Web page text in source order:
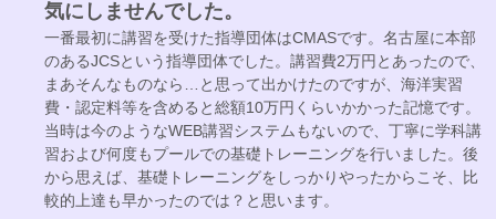
気にしませんでした。
一番最初に講習を受けた指導団体はCMASです。名古屋に本部
のあるJCSという指導団体でした。講習費2万円とあったので、
まあそんなものなら…と思って出かけたのですが、海洋実習
費・認定料等を含めると総額10万円くらいかかった記憶です。
当時は今のようなWEB講習システムもないので、丁寧に学科講
習および何度もプールでの基礎トレーニングを行いました。後
から思えば、基礎トレーニングをしっかりやったからこそ、比
較的上達も早かったのでは？と思います。